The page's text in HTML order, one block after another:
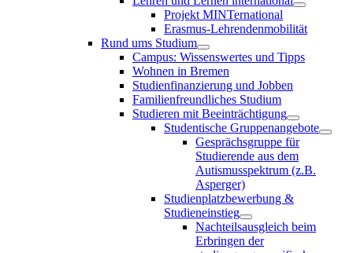
Projekt MINTernational
Erasmus-Lehrendenmobilität
Rund ums Studium
Campus: Wissenswertes und Tipps
Wohnen in Bremen
Studienfinanzierung und Jobben
Familienfreundliches Studium
Studieren mit Beeinträchtigung
Studentische Gruppenangebote
Gesprächsgruppe für
Studierende aus dem
Autismusspektrum (z.B.
Asperger)
Studienplatzbewerbung &
Studieneinstieg
Nachteilsausgleich beim
Erbringen der